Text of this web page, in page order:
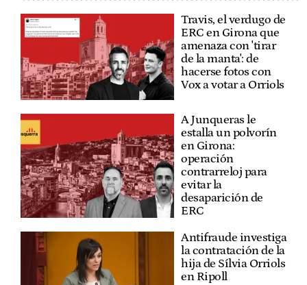
Travis, el verdugo de
ERC en Girona que
amenaza con 'tirar
de la manta': de
hacerse fotos con
Vox a votar a Orriols
A Junqueras le
estalla un polvorín
en Girona:
operación
contrarreloj para
evitar la
desaparición de
ERC
Antifraude investiga
la contratación de la
hija de Sílvia Orriols
en Ripoll